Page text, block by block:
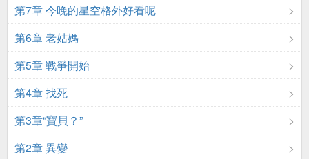
第7章 今晚的星空格外好看呢
第6章 老姑媽
第5章 戰爭開始
第4章 找死
第3章“寶貝？”
第2章 異變